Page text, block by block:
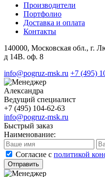
Производители
Портфолио
Доставка и оплата
Контакты
140000, Московская обл., г.
д 14В. оф. 8
info@pogruz-msk.ru +7 (495)
Александра
Ведущий специалист
+7 (495) 104-62-63
info@pogruz-msk.ru
Быстрый заказ
Наименование:
Cогласие с политикой
Отправить